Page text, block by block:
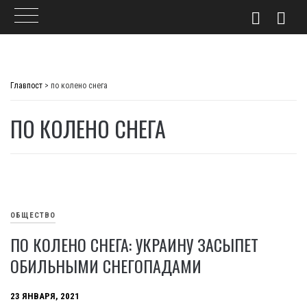
Главпост > по колено снега
ПО КОЛЕНО СНЕГА
ОБЩЕСТВО
ПО КОЛЕНО СНЕГА: УКРАИНУ ЗАСЫПЕТ
ОБИЛЬНЫМИ СНЕГОПАДАМИ
23 ЯНВАРЯ, 2021